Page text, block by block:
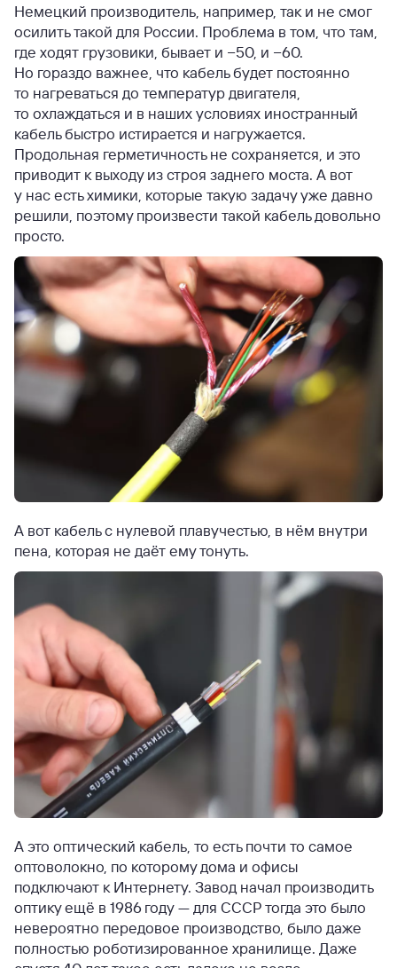
Немецкий производитель, например, так и не смог
осилить такой для России. Проблема в том, что там,
где ходят грузовики, бывает и −50, и −60.
Но гораздо важнее, что кабель будет постоянно
то нагреваться до температур двигателя,
то охлаждаться и в наших условиях иностранный
кабель быстро истирается и нагружается.
Продольная герметичность не сохраняется, и это
приводит к выходу из строя заднего моста. А вот
у нас есть химики, которые такую задачу уже давно
решили, поэтому произвести такой кабель довольно
просто.
А вот кабель с нулевой плавучестью, в нём внутри
пена, которая не даёт ему тонуть.
А это оптический кабель, то есть почти то самое
оптоволокно, по которому дома и офисы
подключают к Интернету. Завод начал производить
оптику ещё в 1986 году — для СССР тогда это было
невероятно передовое производство, было даже
полностью роботизированное хранилище. Даже